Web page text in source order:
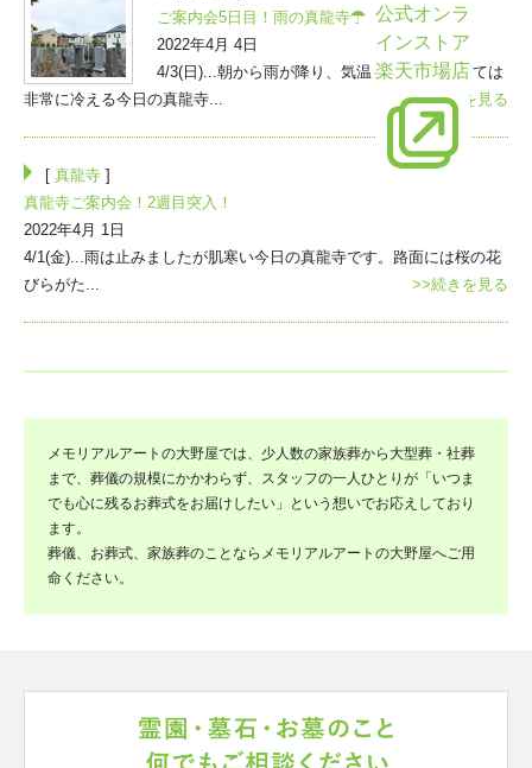
公式オンラ
インストア
楽天市場店
ご案内会5日目！雨の真龍寺☂
2022年4月 4日
4/3(日)...朝から雨が降り、気温も低く4月にしては
非常に冷える今日の真龍寺...
>>続きを見る
[ 真龍寺 ]
真龍寺ご案内会！2週目突入！
2022年4月 1日
4/1(金)...雨は止みましたが肌寒い今日の真龍寺です。路面には桜の花
びらがた...
>>続きを見る
メモリアルアートの大野屋では、少人数の家族葬から大型葬・社葬
まで、葬儀の規模にかかわらず、スタッフの一人ひとりが「いつま
でも心に残るお葬式をお届けしたい」という想いでお応えしており
ます。
葬儀、お葬式、家族葬のことならメモリアルアートの大野屋へご用
命ください。